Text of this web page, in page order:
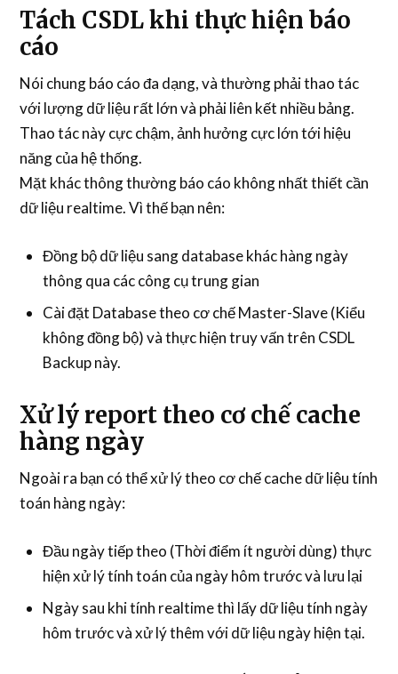
Tách CSDL khi thực hiện báo
cáo
Nói chung báo cáo đa dạng, và thường phải thao tác
với lượng dữ liệu rất lớn và phải liên kết nhiều bảng.
Thao tác này cực chậm, ảnh hưởng cực lớn tới hiệu
năng của hệ thống.
Mặt khác thông thường báo cáo không nhất thiết cần
dữ liệu realtime. Vì thế bạn nên:
Đồng bộ dữ liệu sang database khác hàng ngày
thông qua các công cụ trung gian
Cài đặt Database theo cơ chế Master-Slave (Kiểu
không đồng bộ) và thực hiện truy vấn trên CSDL
Backup này.
Xử lý report theo cơ chế cache
hàng ngày
Ngoài ra bạn có thể xử lý theo cơ chế cache dữ liệu tính
toán hàng ngày:
Đầu ngày tiếp theo (Thời điểm ít người dùng) thực
hiện xử lý tính toán của ngày hôm trước và lưu lại
Ngày sau khi tính realtime thì lấy dữ liệu tính ngày
hôm trước và xử lý thêm với dữ liệu ngày hiện tại.